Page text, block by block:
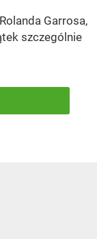
Garrosa,
szczególnie